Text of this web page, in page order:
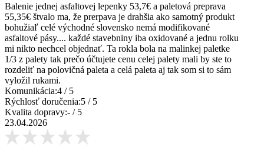
Balenie jednej asfaltovej lepenky 53,7€ a paletová preprava
55,35€ štvalo ma, že prerpava je drahšia ako samotný produkt
bohužiaľ celé východné slovensko nemá modifikované
asfaltové pásy.... každé stavebniny iba oxidované a jednu rolku
mi nikto nechcel objednať. Ta rokla bola na malinkej paletke
1/3 z palety tak prečo účtujete cenu celej palety mali by ste to
rozdeliť na polovičná paleta a celá paleta aj tak som si to sám
vyložil rukami.
Komunikácia:4 / 5
Rýchlosť doručenia:5 / 5
Kvalita dopravy:- / 5
23.04.2026